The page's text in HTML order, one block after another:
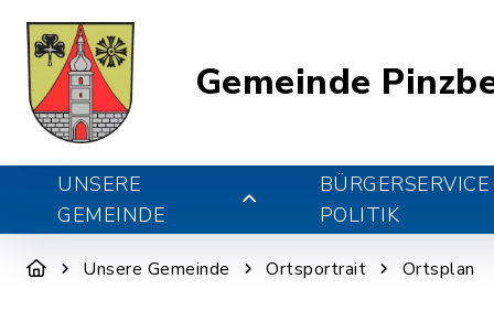
Gemeinde
UNSERE
GEMEINDE
POLITIK
Unsere Gemeinde Ortsportrait Ortsplan